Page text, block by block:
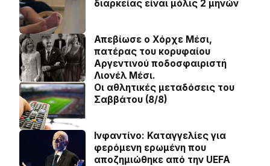
διαρκείας είναι μόλις 2 μηνών
Απεβίωσε ο Χόρχε Μέσι,
πατέρας του κορυφαίου
Αργεντινού ποδοσφαιριστή
Λιονέλ Μέσι.
Οι αθλητικές μεταδόσεις του
Σαββάτου (8/8)
Ινφαντίνο: Καταγγελίες για
φερόμενη ερωμένη που
αποζημιώθηκε από την UEFA